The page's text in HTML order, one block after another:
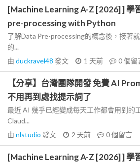
[Machine Learning A-Z [2026] ] 學
pre-processing with Python
了解Data Pre-processing的概念後，接著
的...
由 duckravel48 發文 1 天前 0個留
【分享】台灣團隊開發 免費 AI
不用再到處找提示詞了
最近 AI 幾乎已經變成每天工作都會用到的
Claud...
由 nlstudio 發文 2 天前 0個留言
[Machine Learning A-Z [2026] ] 學